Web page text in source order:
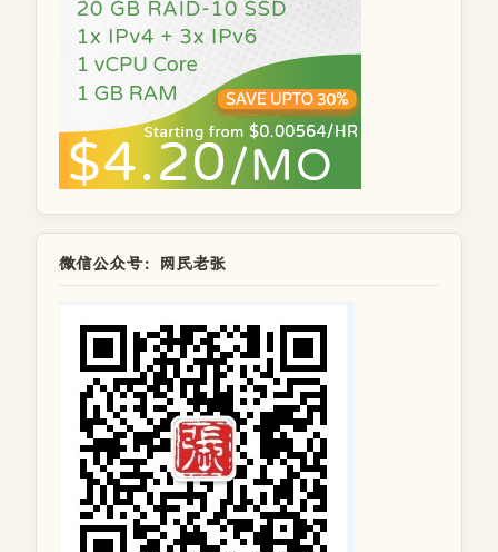
微信公众号：网民老张